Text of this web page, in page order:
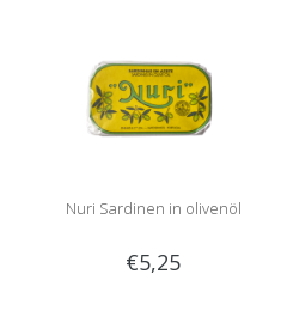
Nuri Sardinen in olivenöl
€5,25